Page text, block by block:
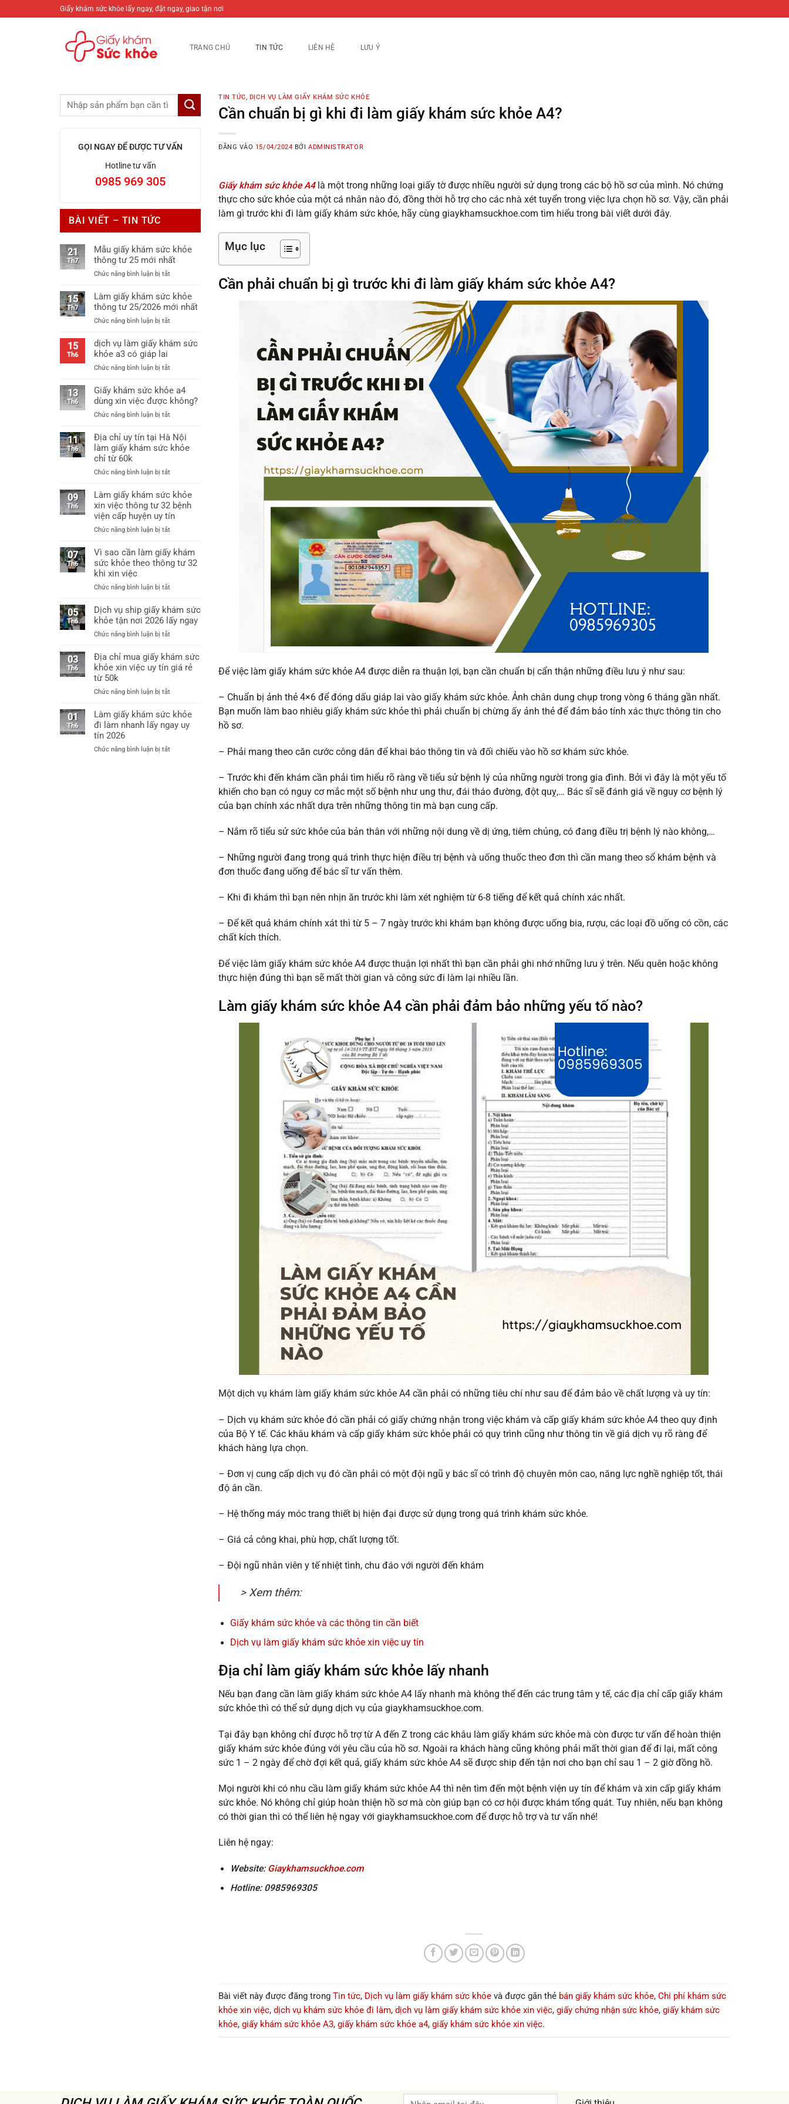
qua
Giấy khám sức khỏe lấy ngay, đặt ngay, giao tận nơi
TRANG CHỦ TIN TỨC LIÊN HỆ LƯU Ý
GỌI NGAY ĐỂ ĐƯỢC TƯ VẤN
Hotline tư vấn
0985 969 305
BÀI VIẾT – TIN TỨC
21
Th7
Mẫu giấy khám sức khỏe
thông tư 25 mới nhất
Chức năng bình luận bị tắtở
giấy
khám
khỏe
tư
15
Th7
Làm giấy khám sức khỏe
thông tư 25/2026 mới nhất
Chức năng bình luận bị tắtở
giấy
khỏe
tư
25/2026
15
Th6
dịch vụ làm giấy khám sức
khỏe a3 có giáp lai
Chức năng bình luận bị tắtở
vụ
làm
khám
khỏe
a3
13
Th6
Giấy khám sức khỏe a4
dùng xin việc được không?
Chức năng bình luận bị tắtở
khám
sức
dùng
việc
được
không?
11
Th6
Địa chỉ uy tín tại Hà Nội
làm giấy khám sức khỏe
chỉ từ 60k
Chức năng bình luận bị tắtở
chỉ
uy
tín
Hà
làm
giấy
khỏe
từ
60k
09
Th6
Làm giấy khám sức khỏe
xin việc thông tư 32 bệnh
viện cấp huyện uy tín
Chức năng bình luận bị tắtở
giấy
khám
sức
xin
thông
tư
cấp
huyện
tín
07
Th6
Vì sao cần làm giấy khám
sức khỏe theo thông tư 32
khi xin việc
Chức năng bình luận bị tắtở
sao
cần
làm
giấy
sức
khỏe
khi
xin
05
Th6
Dịch vụ ship giấy khám sức
khỏe tận nơi 2026 lấy ngay
Chức năng bình luận bị tắtở
vụ
ship
giấy
sức
tận
nơi
ngay
03
Th6
Địa chỉ mua giấy khám sức
khỏe xin việc uy tín giá rẻ
từ 50k
Chức năng bình luận bị tắtở
chỉ
giấy
sức
01
Th6
Làm giấy khám sức khỏe
đi làm nhanh lấy ngay uy
tín 2026
Chức năng bình luận bị tắtở
TIN TỨC, DỊCH VỤ LÀM GIẤY KHÁM SỨC KHỎE
Cần chuẩn bị gì khi đi làm giấy khám sức khỏe A4?
ĐĂNG VÀO 15/04/2024 BỞIADMINISTRATOR
Giấy khám sức khỏe A4là một trong những loại giấy tờ được nhiều người sử dụng trong các bộ hồ sơ của mình. Nó chứng
thực cho sức khỏe của một cá nhân nào đó, đồng thời hỗ trợ cho các nhà xét tuyển trong việc lựa chọn hồ sơ. Vậy, cần phải
làm gì trước khi đi làm giấy khám sức khỏe, hãy cùng giaykhamsuckhoe.com tìm hiểu trong bài viết dưới đây.
Mục lục
Cần phải chuẩn bị gì trước khi đi làm giấy khám sức khỏe A4?
Để việc làm giấy khám sức khỏe A4 được diễn ra thuận lợi, bạn cần chuẩn bị cẩn thận những điều lưu ý như sau:
– Chuẩn bị ảnh thẻ 4×6 để đóng dấu giáp lai vào giấy khám sức khỏe. Ảnh chân dung chụp trong vòng 6 tháng gần nhất.
Bạn muốn làm bao nhiêu giấy khám sức khỏe thì phải chuẩn bị chừng ấy ảnh thẻ để đảm bảo tính xác thực thông tin cho
hồ sơ.
– Phải mang theo căn cước công dân để khai báo thông tin và đối chiếu vào hồ sơ khám sức khỏe.
– Trước khi đến khám cần phải tìm hiểu rõ ràng về tiểu sử bệnh lý của những người trong gia đình. Bởi vì đây là một yếu tố
khiến cho bạn có nguy cơ mắc một số bệnh như ung thư, đái tháo đường, đột quỵ,… Bác sĩ sẽ đánh giá về nguy cơ bệnh lý
của bạn chính xác nhất dựa trên những thông tin mà bạn cung cấp.
– Nắm rõ tiểu sử sức khỏe của bản thân với những nội dung về dị ứng, tiêm chủng, có đang điều trị bệnh lý nào không,…
– Những người đang trong quá trình thực hiện điều trị bệnh và uống thuốc theo đơn thì cần mang theo sổ khám bệnh và
đơn thuốc đang uống để bác sĩ tư vấn thêm.
– Khi đi khám thì bạn nên nhịn ăn trước khi làm xét nghiệm từ 6-8 tiếng để kết quả chính xác nhất.
– Để kết quả khám chính xát thì từ 5 – 7 ngày trước khi khám bạn không được uống bia, rượu, các loại đồ uống có cồn, các
chất kích thích.
Để việc làm giấy khám sức khỏe A4 được thuận lợi nhất thì bạn cần phải ghi nhớ những lưu ý trên. Nếu quên hoặc không
thực hiện đúng thì bạn sẽ mất thời gian và công sức đi làm lại nhiều lần.
Làm giấy khám sức khỏe A4 cần phải đảm bảo những yếu tố nào?
Một dịch vụ khám làm giấy khám sức khỏe A4 cần phải có những tiêu chí như sau để đảm bảo về chất lượng và uy tín:
– Dịch vụ khám sức khỏe đó cần phải có giấy chứng nhận trong việc khám và cấp giấy khám sức khỏe A4 theo quy định
của Bộ Y tế. Các khâu khám và cấp giấy khám sức khỏe phải có quy trình cũng như thông tin về giá dịch vụ rõ ràng để
khách hàng lựa chọn.
– Đơn vị cung cấp dịch vụ đó cần phải có một đội ngũ y bác sĩ có trình độ chuyên môn cao, năng lực nghề nghiệp tốt, thái
độ ân cần.
– Hệ thống máy móc trang thiết bị hiện đại được sử dụng trong quá trình khám sức khỏe.
– Giá cả công khai, phù hợp, chất lượng tốt.
– Đội ngũ nhân viên y tế nhiệt tình, chu đáo với người đến khám
> Xem thêm:
Giấy khám sức khỏe và các thông tin cần biết
Dịch vụ làm giấy khám sức khỏe xin việc uy tín
Địa chỉ làm giấy khám sức khỏe lấy nhanh
Nếu bạn đang cần làm giấy khám sức khỏe A4 lấy nhanh mà không thể đến các trung tâm y tế, các địa chỉ cấp giấy khám
sức khỏe thì có thể sử dụng dịch vụ của giaykhamsuckhoe.com.
Tại đây bạn không chỉ được hỗ trợ từ A đến Z trong các khâu làm giấy khám sức khỏe mà còn được tư vấn để hoàn thiện
giấy khám sức khỏe đúng với yêu cầu của hồ sơ. Ngoài ra khách hàng cũng không phải mất thời gian để đi lại, mất công
sức 1 – 2 ngày để chờ đợi kết quả, giấy khám sức khỏe A4 sẽ được ship đến tận nơi cho bạn chỉ sau 1 – 2 giờ đồng hồ.
Mọi người khi có nhu cầu làm giấy khám sức khỏe A4 thì nên tìm đến một bệnh viện uy tín để khám và xin cấp giấy khám
sức khỏe. Nó không chỉ giúp hoàn thiện hồ sơ mà còn giúp bạn có cơ hội được khám tổng quát. Tuy nhiên, nếu bạn không
có thời gian thì có thể liên hệ ngay với giaykhamsuckhoe.com để được hỗ trợ và tư vấn nhé!
Liên hệ ngay:
Website: Giaykhamsuckhoe.com
Hotline: 0985969305
Bài viết này được đăng trong Tin tức, Dịch vụ làm giấy khám sức khỏe và được gắn thẻ bán giấy khám sức khỏe, Chi phí khám sức
khỏe xin việc, dịch vụ khám sức khỏe đi làm, dịch vụ làm giấy khám sức khỏe xin việc, giấy chứng nhận sức khỏe, giấy khám sức
khỏe, giấy khám sức khỏe A3, giấy khám sức khỏe a4, giấy khám sức khỏe xin việc.